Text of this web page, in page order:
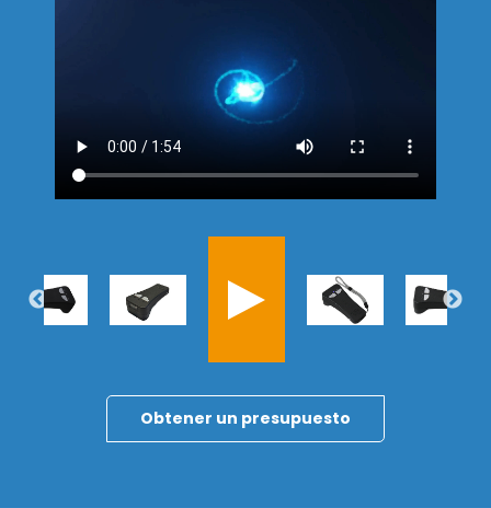
Descubre la nueva gama AX'Up
Rendimiento, sencillez, versatilidad: nuestros tres
nuevos lectores AX'Up están listos para
Descubrir la gama
Obtener un presupuesto